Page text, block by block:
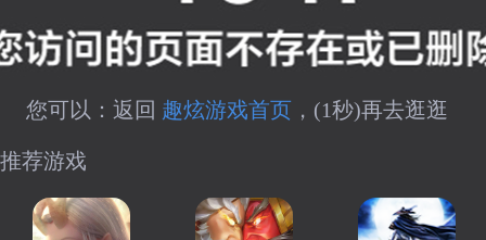
您可以：返回 趣炫游戏首页 ，(1秒)再去逛逛
推荐游戏